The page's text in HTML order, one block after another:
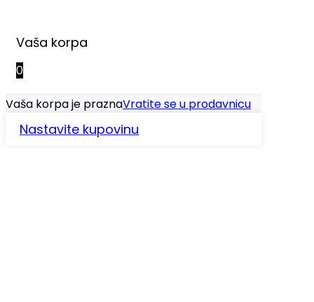
Vaša korpa
0
Vaša korpa je praznaVratite se u prodavnicu
Nastavite kupovinu